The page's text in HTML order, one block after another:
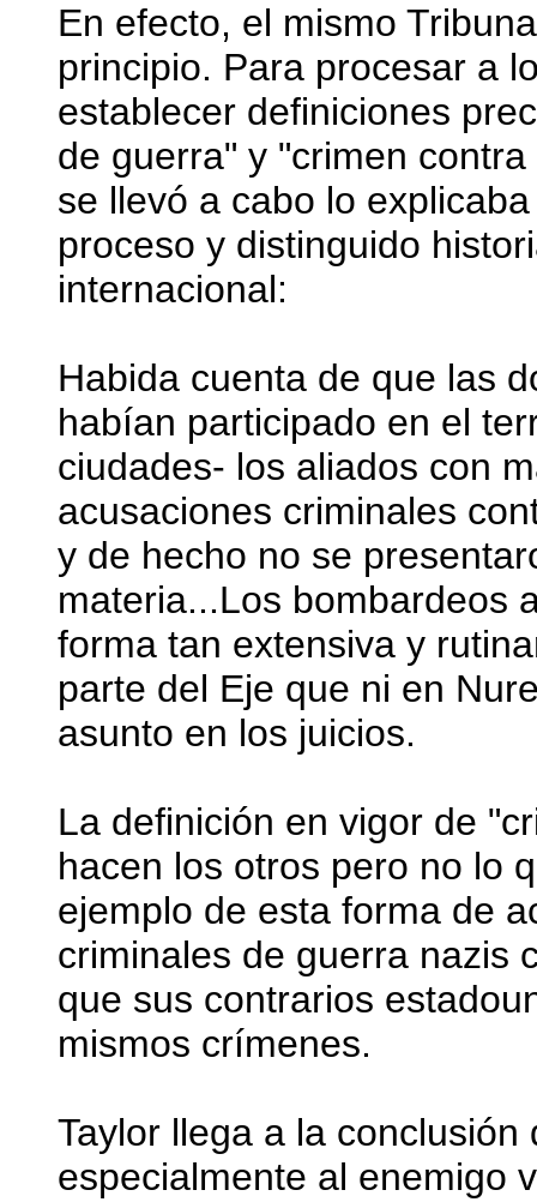
En efecto, el mismo
principio. Para procesar a
establecer definiciones
de guerra" y "crimen
se llevó a cabo lo
proceso y distinguido
internacional:
Habida cuenta de que las
habían participado en el
ciudades- los aliados con
acusaciones criminales
y de hecho no se
materia...Los bombardeos
forma tan extensiva y
parte del Eje que ni en
asunto en los juicios.
La definición en vigor de
hacen los otros pero no lo
ejemplo de esta forma de
criminales de guerra nazis
que sus contrarios
mismos crímenes.
Taylor llega a la
especialmente al enemigo